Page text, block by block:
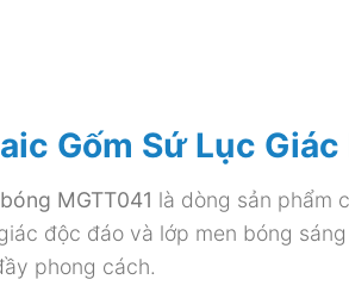
Gốm Sứ Lục
MGTT041 là dòng sản phẩm
độc đáo và lớp men bóng
phong cách.